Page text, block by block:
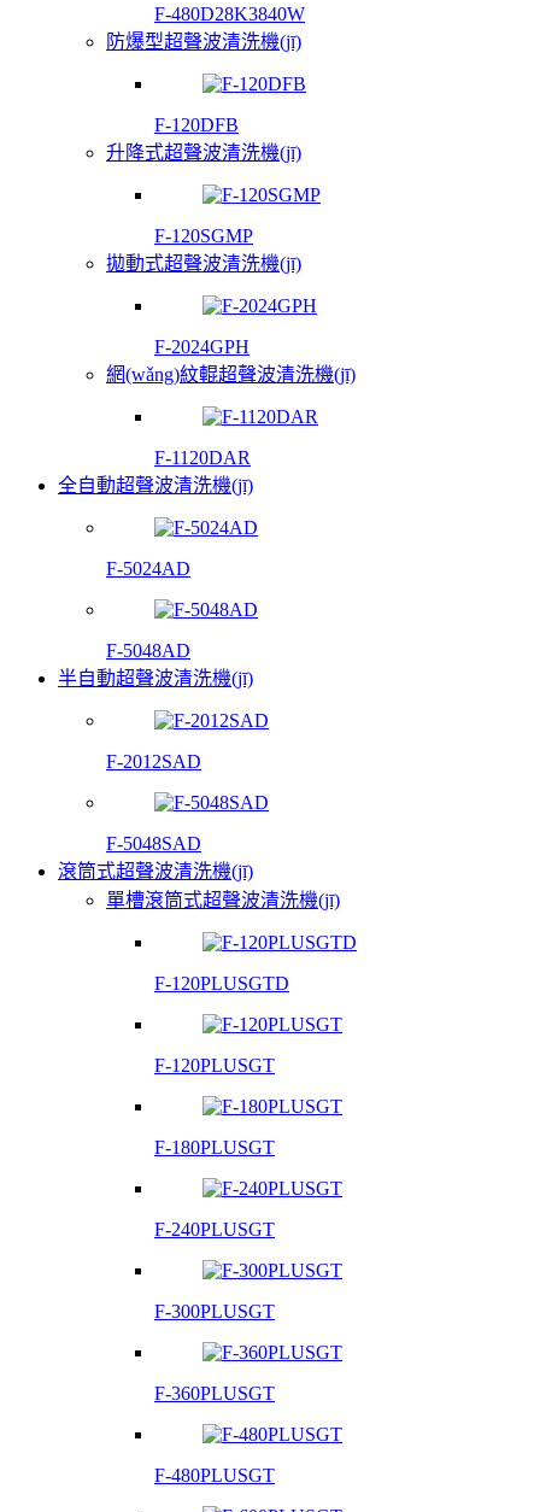
F-480D28K3840W
防爆型超聲波清洗機(jī)
F-120DFB
升降式超聲波清洗機(jī)
F-120SGMP
拋動式超聲波清洗機(jī)
F-2024GPH
網(wǎng)紋輥超聲波清洗機(jī)
F-1120DAR
全自動超聲波清洗機(jī)
F-5024AD
F-5048AD
半自動超聲波清洗機(jī)
F-2012SAD
F-5048SAD
滾筒式超聲波清洗機(jī)
單槽滾筒式超聲波清洗機(jī)
F-120PLUSGTD
F-120PLUSGT
F-180PLUSGT
F-240PLUSGT
F-300PLUSGT
F-360PLUSGT
F-480PLUSGT